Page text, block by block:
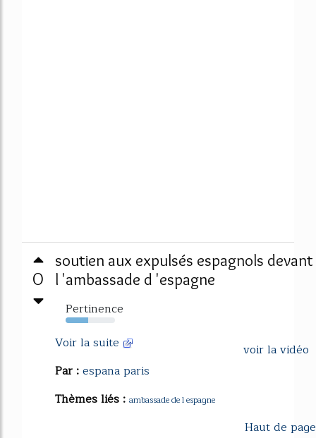
0
soutien aux expulsés espagnols devant
l 'ambassade d 'espagne
Pertinence
45%
voir la vidéo
Voir la suite
Par :espana paris
Thèmes liés : ambassade de l espagne
Haut de page